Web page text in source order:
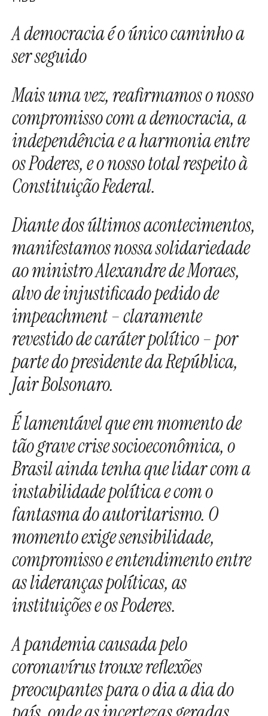
A democracia é o único caminho a
ser seguido
Mais uma vez, reafirmamos o nosso
compromisso com a democracia, a
independência e a harmonia entre
os Poderes, e o nosso total respeito à
Constituição Federal.
Diante dos últimos acontecimentos,
manifestamos nossa solidariedade
ao ministro Alexandre de Moraes,
alvo de injustificado pedido de
impeachment – claramente
revestido de caráter político – por
parte do presidente da República,
Jair Bolsonaro.
É lamentável que em momento de
tão grave crise socioeconômica, o
Brasil ainda tenha que lidar com a
instabilidade política e com o
fantasma do autoritarismo. O
momento exige sensibilidade,
compromisso e entendimento entre
as lideranças políticas, as
instituições e os Poderes.
A pandemia causada pelo
coronavírus trouxe reflexões
preocupantes para o dia a dia do